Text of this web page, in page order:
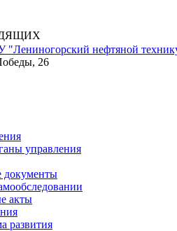
26
управления
документы
акты
развития